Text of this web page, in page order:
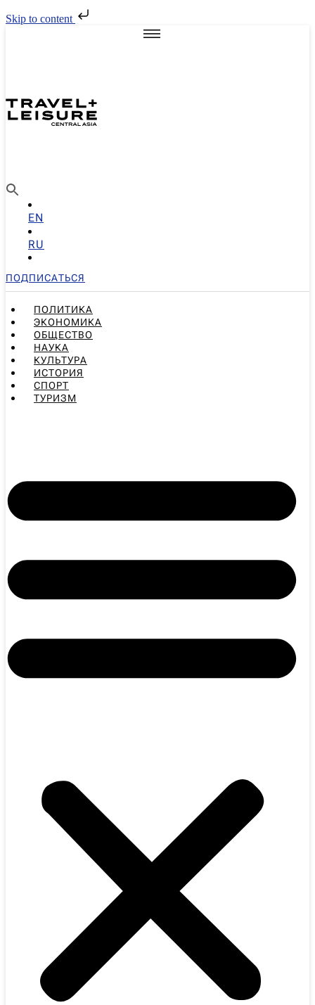
Skip to content
EN
RU
ПОДПИСАТЬСЯ
ПОЛИТИКА
ЭКОНОМИКА
ОБЩЕСТВО
НАУКА
КУЛЬТУРА
ИСТОРИЯ
СПОРТ
ТУРИЗМ